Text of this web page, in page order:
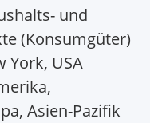
und
(Konsumgüter)
York, USA
Asien-Pazifik